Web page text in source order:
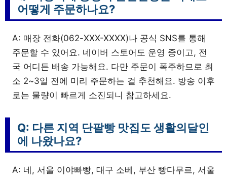
어떻게 주문하나요?
A: 매장 전화(062-XXX-XXXX)나 공식 SNS를 통해
주문할 수 있어요. 네이버 스토어도 운영 중이고, 전
국 어디든 배송 가능해요. 다만 주문이 폭주하므로 최
소 2~3일 전에 미리 주문하는 걸 추천해요. 방송 이후
로는 물량이 빠르게 소진되니 참고하세요.
Q: 다른 지역 단팥빵 맛집도 생활의달인
에 나왔나요?
A: 네, 서울 이야빠빵, 대구 소베, 부산 빵다무르, 서울